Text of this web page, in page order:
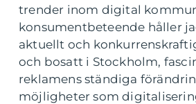
trender inom digital
konsumentbeteende håller
aktuellt och
och bosatt i Stockholm,
reklamens ständiga
möjligheter som